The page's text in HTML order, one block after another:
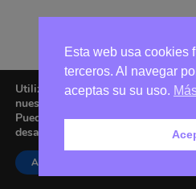
Utilizamos cookies para ofrecerte
nuestra web.
Puedes aprender más sobre qué
desactivarlas en los
Aceptar
Esta web usa cookies
terceros. Al navegar
aceptas su su uso.